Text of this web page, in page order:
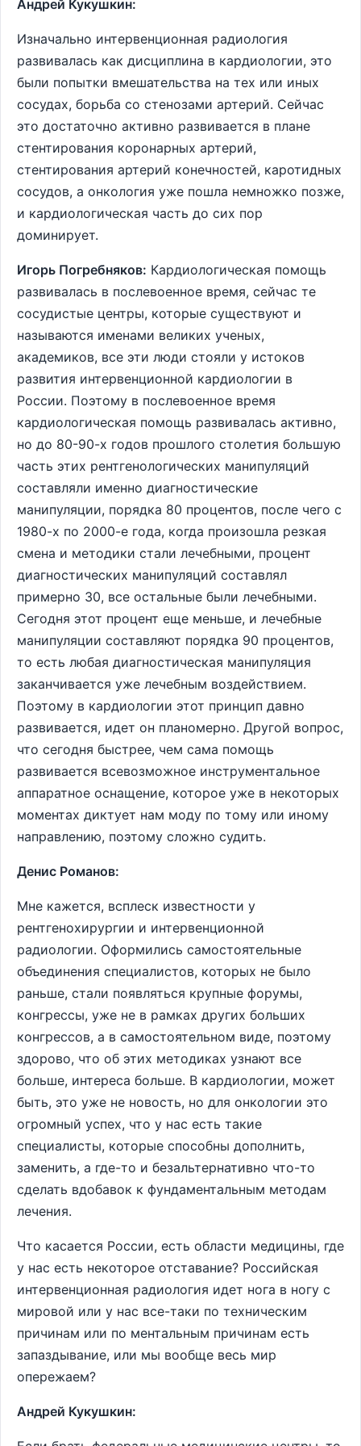
Андрей Кукушкин:
Изначально интервенционная радиология
развивалась как дисциплина в кардиологии, это
были попытки вмешательства на тех или иных
сосудах, борьба со стенозами артерий. Сейчас
это достаточно активно развивается в плане
стентирования коронарных артерий,
стентирования артерий конечностей, каротидных
сосудов, а онкология уже пошла немножко позже,
и кардиологическая часть до сих пор
доминирует.
Игорь Погребняков: Кардиологическая помощь
развивалась в послевоенное время, сейчас те
сосудистые центры, которые существуют и
называются именами великих ученых,
академиков, все эти люди стояли у истоков
развития интервенционной кардиологии в
России. Поэтому в послевоенное время
кардиологическая помощь развивалась активно,
но до 80-90-х годов прошлого столетия большую
часть этих рентгенологических манипуляций
составляли именно диагностические
манипуляции, порядка 80 процентов, после чего с
1980-х по 2000-е года, когда произошла резкая
смена и методики стали лечебными, процент
диагностических манипуляций составлял
примерно 30, все остальные были лечебными.
Сегодня этот процент еще меньше, и лечебные
манипуляции составляют порядка 90 процентов,
то есть любая диагностическая манипуляция
заканчивается уже лечебным воздействием.
Поэтому в кардиологии этот принцип давно
развивается, идет он планомерно. Другой вопрос,
что сегодня быстрее, чем сама помощь
развивается всевозможное инструментальное
аппаратное оснащение, которое уже в некоторых
моментах диктует нам моду по тому или иному
направлению, поэтому сложно судить.
Денис Романов:
Мне кажется, всплеск известности у
рентгенохирургии и интервенционной
радиологии. Оформились самостоятельные
объединения специалистов, которых не было
раньше, стали появляться крупные форумы,
конгрессы, уже не в рамках других больших
конгрессов, а в самостоятельном виде, поэтому
здорово, что об этих методиках узнают все
больше, интереса больше. В кардиологии, может
быть, это уже не новость, но для онкологии это
огромный успех, что у нас есть такие
специалисты, которые способны дополнить,
заменить, а где-то и безальтернативно что-то
сделать вдобавок к фундаментальным методам
лечения.
Что касается России, есть области медицины, где
у нас есть некоторое отставание? Российская
интервенционная радиология идет нога в ногу с
мировой или у нас все-таки по техническим
причинам или по ментальным причинам есть
запаздывание, или мы вообще весь мир
опережаем?
Андрей Кукушкин: